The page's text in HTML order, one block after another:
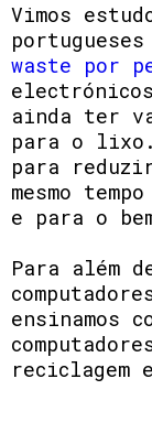
Vimos
waste por
ainda ter
para o lixo.
para
mesmo
e para o
Para além
ensinamos
reciclagem